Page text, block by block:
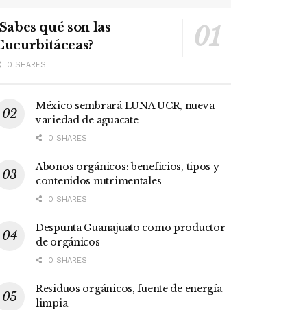
qué son las
0 SHARES
México sembrará LUNA UCR, nueva
variedad de aguacate
0 SHARES
Abonos orgánicos: beneficios, tipos y
contenidos nutrimentales
0 SHARES
Despunta Guanajuato como productor
de orgánicos
0 SHARES
Residuos orgánicos, fuente de energía
limpia